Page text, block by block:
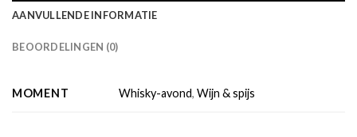
AANVULLENDE INFORMATIE
BEOORDELINGEN (0)
MOMENT Whisky-avond,Wijn & spijs